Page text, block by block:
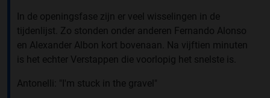
In de openingsfase zijn er veel wisselingen in de
tijdenlijst. Zo stonden onder anderen Fernando Alonso
en Alexander Albon kort bovenaan. Na vijftien minuten
is het echter Verstappen die voorlopig het snelste is.
Antonelli: "I'm stuck in the gravel"